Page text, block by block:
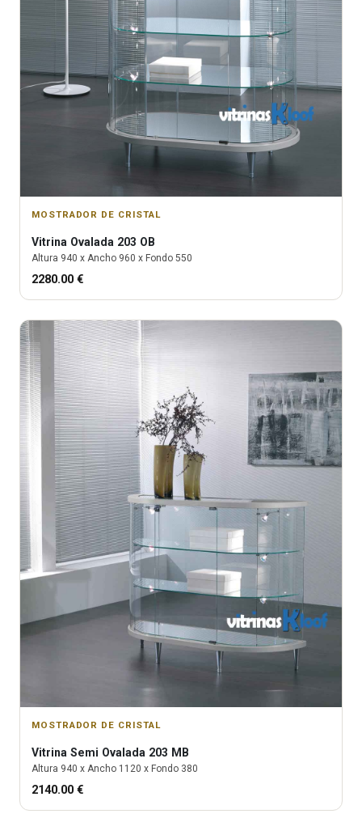
MOSTRADOR DE CRISTAL
Vitrina Ovalada 203 OB
Altura 940 x Ancho 960 x Fondo 550
2280.00 €
MOSTRADOR DE CRISTAL
Vitrina Semi Ovalada 203 MB
Altura 940 x Ancho 1120 x Fondo 380
2140.00 €